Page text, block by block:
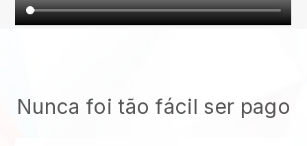
Nunca foi tão fácil ser pago